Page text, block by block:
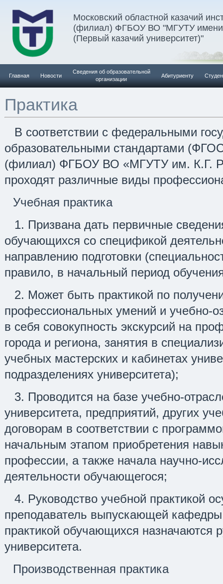
Московский областной казачий
(филиал) ФГБОУ ВО "МГУТУ имени
(Первый казачий университет)"
Главная Новости
Сведения об образовательной
организации
Абитуриенту
Практика
В соответствии с федеральными
образовательными стандартами
(филиал) ФГБОУ ВО «МГУТУ им. К.Г.
проходят различные виды
Учебная практика
1. Призвана дать первичные
обучающихся со спецификой
направлению подготовки
правило, в начальный период
2. Может быть практикой по
профессиональных умений и учебно-
в себя совокупность экскурсий на
города и региона, занятия в
учебных мастерских и кабинетах
подразделениях университета);
3. Проводится на базе учебно-
университета, предприятий, других
договорам в соответствии с
начальным этапом приобретения
профессии, а также начала научно-
деятельности обучающегося;
4. Руководство учебной практикой
преподаватель выпускающей
практикой обучающихся назначаются
университета.
Производственная практика